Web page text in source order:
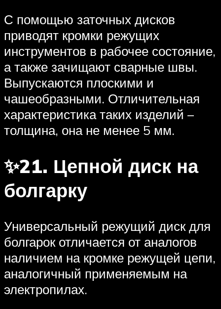
С помощью заточных дисков
приводят кромки режущих
инструментов в рабочее состояние,
а также зачищают сварные швы.
Выпускаются плоскими и
чашеобразными. Отличительная
характеристика таких изделий –
толщина, она не менее 5 мм.
✨21. Цепной диск на
болгарку
Универсальный режущий диск для
болгарок отличается от аналогов
наличием на кромке режущей цепи,
аналогичный применяемым на
электропилах.